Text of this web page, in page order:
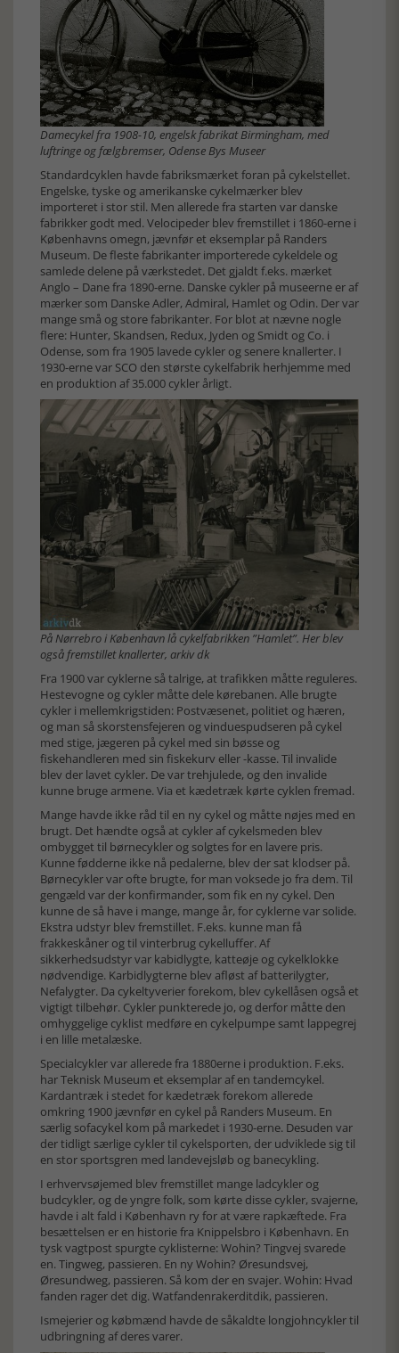
Damecykel fra 1908-10, engelsk fabrikat Birmingham, med
luftringe og fælgbremser, Odense Bys Museer
Standardcyklen havde fabriksmærket foran på cykelstellet.
Engelske, tyske og amerikanske cykelmærker blev
importeret i stor stil. Men allerede fra starten var danske
fabrikker godt med. Velocipeder blev fremstillet i 1860-erne i
Københavns omegn, jævnfør et eksemplar på Randers
Museum. De fleste fabrikanter importerede cykeldele og
samlede delene på værkstedet. Det gjaldt f.eks. mærket
Anglo – Dane fra 1890-erne. Danske cykler på museerne er af
mærker som Danske Adler, Admiral, Hamlet og Odin. Der var
mange små og store fabrikanter. For blot at nævne nogle
flere: Hunter, Skandsen, Redux, Jyden og Smidt og Co. i
Odense, som fra 1905 lavede cykler og senere knallerter. I
1930-erne var SCO den største cykelfabrik herhjemme med
en produktion af 35.000 cykler årligt.
På Nørrebro i København lå cykelfabrikken ”Hamlet”. Her blev
også fremstillet knallerter, arkiv dk
Fra 1900 var cyklerne så talrige, at trafikken måtte reguleres.
Hestevogne og cykler måtte dele kørebanen. Alle brugte
cykler i mellemkrigstiden: Postvæsenet, politiet og hæren,
og man så skorstensfejeren og vinduespudseren på cykel
med stige, jægeren på cykel med sin bøsse og
fiskehandleren med sin fiskekurv eller -kasse. Til invalide
blev der lavet cykler. De var trehjulede, og den invalide
kunne bruge armene. Via et kædetræk kørte cyklen fremad.
Mange havde ikke råd til en ny cykel og måtte nøjes med en
brugt. Det hændte også at cykler af cykelsmeden blev
ombygget til børnecykler og solgtes for en lavere pris.
Kunne fødderne ikke nå pedalerne, blev der sat klodser på.
Børnecykler var ofte brugte, for man voksede jo fra dem. Til
gengæld var der konfirmander, som fik en ny cykel. Den
kunne de så have i mange, mange år, for cyklerne var solide.
Ekstra udstyr blev fremstillet. F.eks. kunne man få
frakkeskåner og til vinterbrug cykelluffer. Af
sikkerhedsudstyr var kabidlygte, katteøje og cykelklokke
nødvendige. Karbidlygterne blev afløst af batterilygter,
Nefalygter. Da cykeltyverier forekom, blev cykellåsen også et
vigtigt tilbehør. Cykler punkterede jo, og derfor måtte den
omhyggelige cyklist medføre en cykelpumpe samt lappegrej
i en lille metalæske.
Specialcykler var allerede fra 1880erne i produktion. F.eks.
har Teknisk Museum et eksemplar af en tandemcykel.
Kardantræk i stedet for kædetræk forekom allerede
omkring 1900 jævnfør en cykel på Randers Museum. En
særlig sofacykel kom på markedet i 1930-erne. Desuden var
der tidligt særlige cykler til cykelsporten, der udviklede sig til
en stor sportsgren med landevejsløb og banecykling.
I erhvervsøjemed blev fremstillet mange ladcykler og
budcykler, og de yngre folk, som kørte disse cykler, svajerne,
havde i alt fald i København ry for at være rapkæftede. Fra
besættelsen er en historie fra Knippelsbro i København. En
tysk vagtpost spurgte cyklisterne: Wohin? Tingvej svarede
en. Tingweg, passieren. En ny Wohin? Øresundsvej,
Øresundweg, passieren. Så kom der en svajer. Wohin: Hvad
fanden rager det dig. Watfandenrakerditdik, passieren.
Ismejerier og købmænd havde de såkaldte longjohncykler til
udbringning af deres varer.